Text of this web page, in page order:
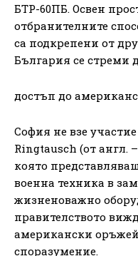
БТР-60ПБ. Освен
отбранителните
са подкрепени от
България се стреми
достъп до
София не взе
Ringtausch (от англ.
която
военна техника в
жизненоважно
правителството
американски
споразумение.